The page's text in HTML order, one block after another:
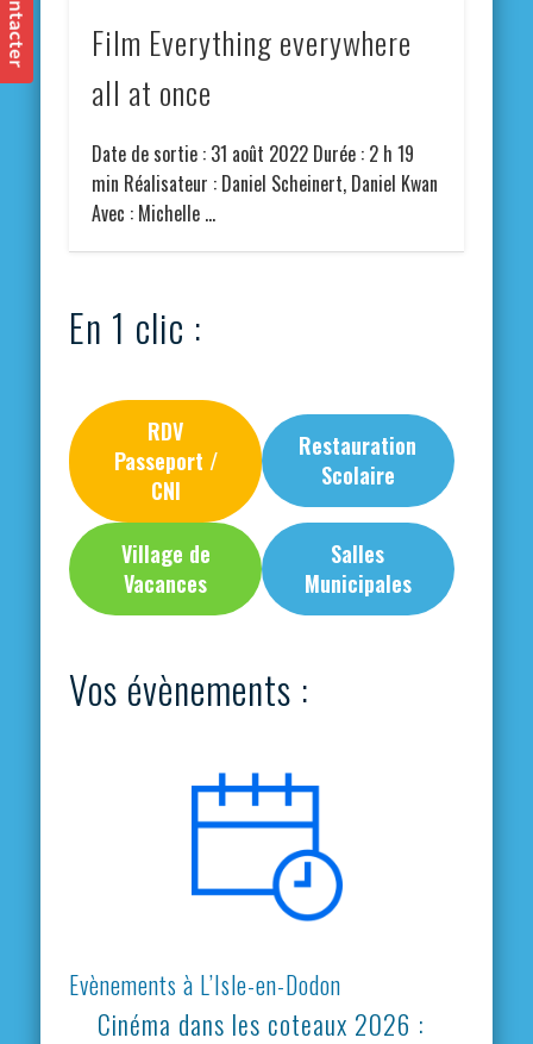
Film Everything everywhere
all at once
Date de sortie : 31 août 2022 Durée : 2 h 19
min Réalisateur : Daniel Scheinert, Daniel Kwan
Avec : Michelle …
En 1 clic :
RDV
Passeport /
CNI
Restauration
Scolaire
Village de
Vacances
Salles
Municipales
Vos évènements :
Evènements à L’Isle-en-Dodon
Cinéma dans les coteaux 2026 :